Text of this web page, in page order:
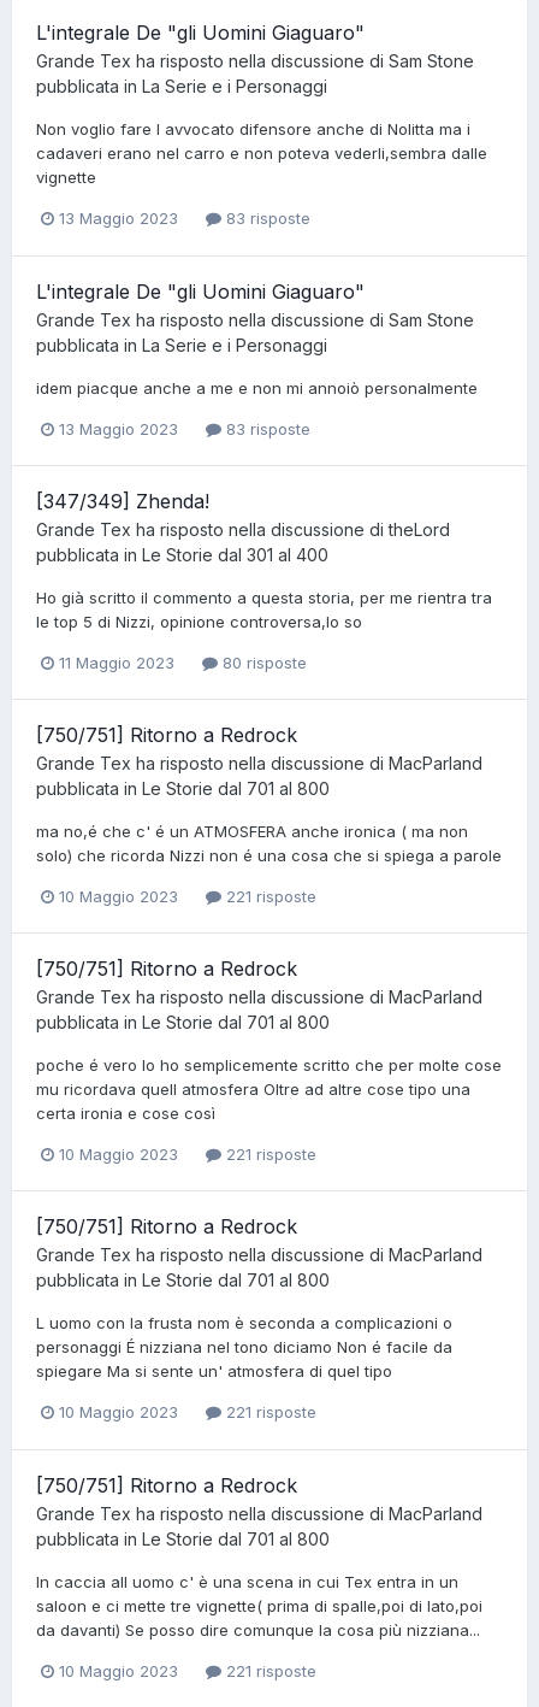
L'integrale De "gli Uomini Giaguaro"
Grande Tex ha risposto nella discussione di Sam Stone
pubblicata in La Serie e i Personaggi
Non voglio fare l avvocato difensore anche di Nolitta ma i
cadaveri erano nel carro e non poteva vederli,sembra dalle
vignette
13 Maggio 2023 83 risposte
L'integrale De "gli Uomini Giaguaro"
Grande Tex ha risposto nella discussione di Sam Stone
pubblicata in La Serie e i Personaggi
idem piacque anche a me e non mi annoiò personalmente
13 Maggio 2023 83 risposte
[347/349] Zhenda!
Grande Tex ha risposto nella discussione ditheLord
pubblicata in Le Storie dal 301 al 400
Ho già scritto il commento a questa storia, per me rientra tra
le top 5 di Nizzi, opinione controversa,lo so
11 Maggio 2023 80 risposte
[750/751] Ritorno a Redrock
Grande Tex ha risposto nella discussione di MacParland
pubblicata in Le Storie dal 701 al 800
ma no,é che c' é un ATMOSFERA anche ironica ( ma non
solo) che ricorda Nizzi non é una cosa che si spiega a parole
10 Maggio 2023 221 risposte
[750/751] Ritorno a Redrock
Grande Tex ha risposto nella discussione di MacParland
pubblicata in Le Storie dal 701 al 800
poche é vero Io ho semplicemente scritto che per molte cose
mu ricordava quell atmosfera Oltre ad altre cose tipo una
certa ironia e cose così
10 Maggio 2023 221 risposte
[750/751] Ritorno a Redrock
Grande Tex ha risposto nella discussione di MacParland
pubblicata in Le Storie dal 701 al 800
L uomo con la frusta nom è seconda a complicazioni o
personaggi É nizziana nel tono diciamo Non é facile da
spiegare Ma si sente un' atmosfera di quel tipo
10 Maggio 2023 221 risposte
[750/751] Ritorno a Redrock
Grande Tex ha risposto nella discussione di MacParland
pubblicata in Le Storie dal 701 al 800
In caccia all uomo c' è una scena in cui Tex entra in un
saloon e ci mette tre vignette( prima di spalle,poi di lato,poi
da davanti) Se posso dire comunque la cosa più nizziana...
10 Maggio 2023 221 risposte